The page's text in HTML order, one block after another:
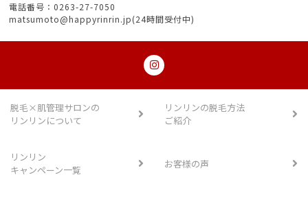
電話番号：0263-27-7050
matsumoto@happyrinrin.jp(24時間受付中)
脱毛×肌管理サロンの
リンリンについて
リンリンの脱毛方法
ご紹介
リンリン
キャンペーン一覧
お客様の声